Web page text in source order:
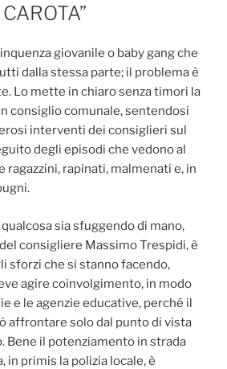
giovanile o baby gang che
dalla stessa parte; il problema è
Lo mette in chiaro senza timori la
consiglio comunale, sentendosi
interventi dei consiglieri sul
degli episodi che vedono al
ragazzini, rapinati, malmenati e, in
sia sfuggendo di mano,
consigliere Massimo Trespidi, è
sforzi che si stanno facendo,
agire coinvolgimento, in modo
e le agenzie educative, perché il
affrontare solo dal punto di vista
Bene il potenziamento in strada
in primis la polizia locale, è